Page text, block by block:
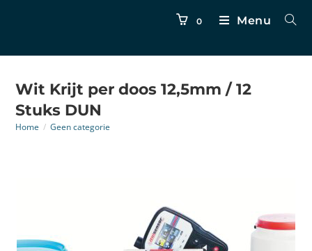
0 Menu
Wit Krijt per doos 12,5mm / 12
Stuks DUN
Home / Geen categorie